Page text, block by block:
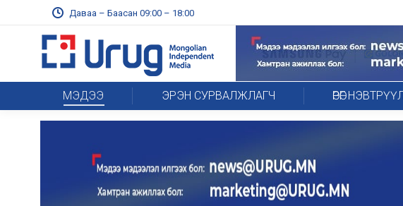
Даваа – Баасан 09:00 – 18:00
МЭДЭЭ ЭРЭН СУРВАЛЖЛАГЧ ӨРӨГ